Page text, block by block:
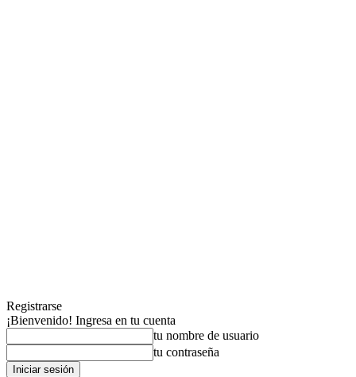
Registrarse
¡Bienvenido! Ingresa en tu cuenta
tu nombre de usuario
tu contraseña